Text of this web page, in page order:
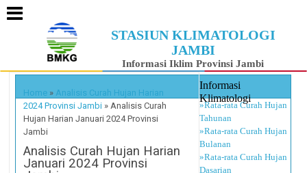
STASIUN KLIMATOLOGI
JAMBI
Informasi Iklim Provinsi Jambi
Home » Analisis Curah Hujan Harian
2024 Provinsi Jambi » Analisis Curah
Hujan Harian Januari 2024 Provinsi
Jambi
Analisis Curah Hujan Harian
Januari 2024 Provinsi
Informasi
Klimatologi
»Rata-rata Curah Hujan
Tahunan
»Rata-rata Curah Hujan
Bulanan
»Rata-rata Curah Hujan
Dasarian